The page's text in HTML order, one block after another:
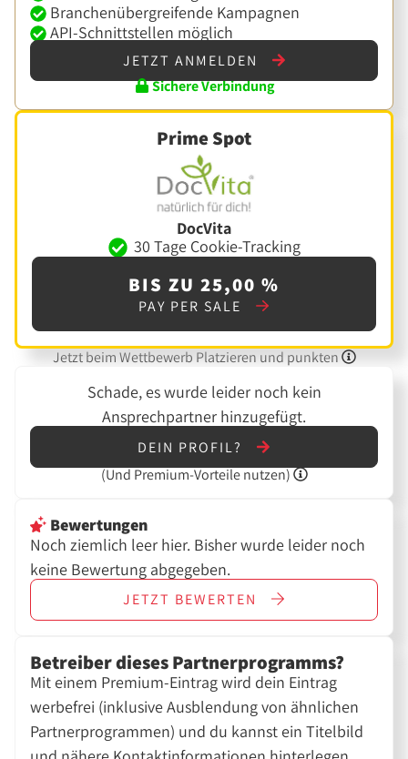
Branchenübergreifende Kampagnen
API-Schnittstellen möglich
JETZT ANMELDEN
Sichere Verbindung
Prime Spot
DocVita
30 Tage Cookie-Tracking
BIS ZU 25,00 %
PAY PER SALE
Jetzt beim Wettbewerb Platzieren und punkten
Schade, es wurde leider noch kein
Ansprechpartner hinzugefügt.
DEIN PROFIL?
(Und Premium-Vorteile nutzen)
Bewertungen
Noch ziemlich leer hier. Bisher wurde leider noch
keine Bewertung abgegeben.
JETZT BEWERTEN
Betreiber dieses Partnerprogramms?
Mit einem Premium-Eintrag wird dein Eintrag
werbefrei (inklusive Ausblendung von ähnlichen
Partnerprogrammen) und du kannst ein Titelbild